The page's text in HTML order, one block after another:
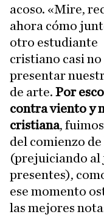
acoso. «Mire,
ahora cómo
otro estudiante
cristiano casi no
presentar
de arte. Por
contra viento y
cristiana,
del comienzo
(prejuiciando al
presentes),
ese momento
las mejores